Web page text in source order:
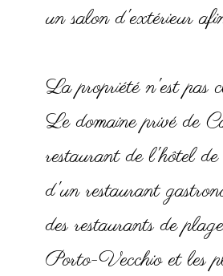
un salon d'extérieur
La propriété n'est pas
Le domaine privé de
restaurant de l'hôtel
d'un restaurant
des restaurants de
Porto-Vecchio et les